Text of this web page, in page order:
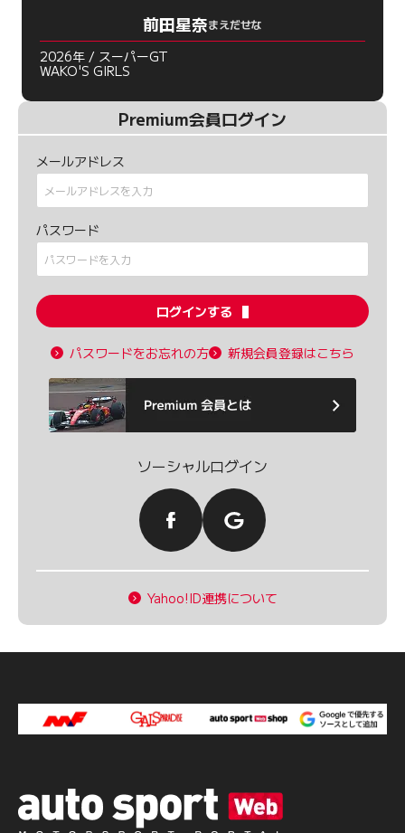
前田星奈まえだせな
2026年 / スーパーGT
WAKO'S GIRLS
Premium会員ログイン
メールアドレス
パスワード
ログインする
パスワードをお忘れの方 新規会員登録はこちら
ソーシャルログイン
Yahoo!ID連携について